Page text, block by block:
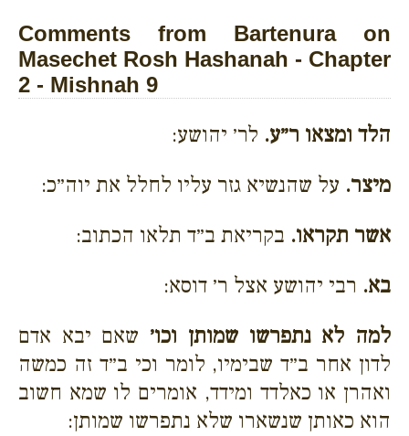
Comments from Bartenura on
Masechet Rosh Hashanah - Chapter
2 - Mishnah 9
הלד ומצאו ר״ע. לר׳ יהושע:
מיצר. על שהנשיא גזר עליו לחלל את יוה״כ:
אשר תקראו. בקריאת ב״ד תלאו הכתוב:
בא. רבי יהושע אצל ר׳ דוסא:
למה לא נתפרשו שמותן וכו׳ שאם יבא אדם
לדון אחר ב״ד שבימיו, לומר וכי ב״ד זה כמשה
ואהרן או כאלדד ומידד, אומרים לו שמא חשוב
הוא כאותן שנשארו שלא נתפרשו שמותן: